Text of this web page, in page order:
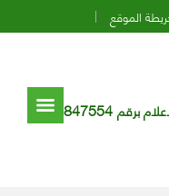
الموقع
برقم 847554